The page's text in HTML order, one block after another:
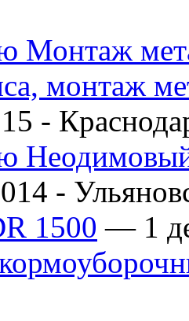
Монтаж
монтаж
-
-
1500 — 1